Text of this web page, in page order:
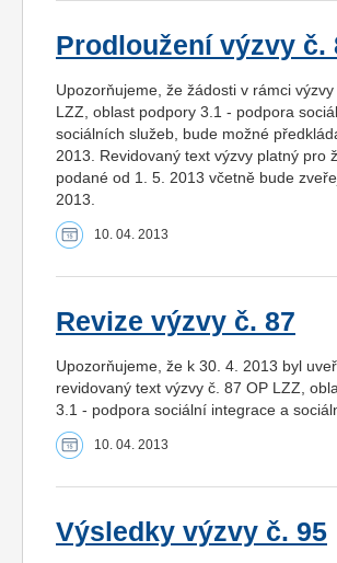
Prodloužení výzvy č.
Upozorňujeme, že žádosti v rámci
LZZ, oblast podpory 3.1 - podpora
sociálních služeb, bude možné
2013. Revidovaný text výzvy platný pro
podané od 1. 5. 2013 včetně bude
2013.
10. 04. 2013
Revize výzvy č. 87
Upozorňujeme, že k 30. 4. 2013 byl
revidovaný text výzvy č. 87 OP LZZ,
3.1 - podpora sociální integrace a
10. 04. 2013
Výsledky výzvy č. 95